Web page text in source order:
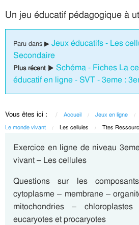
Un jeu éducatif pédagogique à
Paru dans ▶ Jeux éducatifs - Les
Secondaire
Plus récent ▶ Schéma - Fiches La
éducatif en ligne - SVT - 3eme :
Vous êtes ici : Accueil Jeux en ligne
Le monde vivant
Current:
Les cellules Current:
Ttes
Exercice en ligne de niveau
vivant – Les cellules
Questions sur les
cytoplasme – membrane –
mitochondries –
eucaryotes et procaryotes